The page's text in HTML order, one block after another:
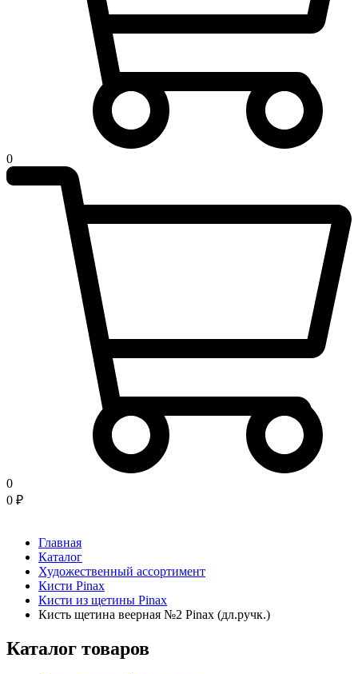
0
0
0 ₽
Главная
Каталог
Художественный ассортимент
Кисти Pinax
Кисти из щетины Pinax
Кисть щетина веерная №2 Pinax (дл.ручк.)
Каталог товаров